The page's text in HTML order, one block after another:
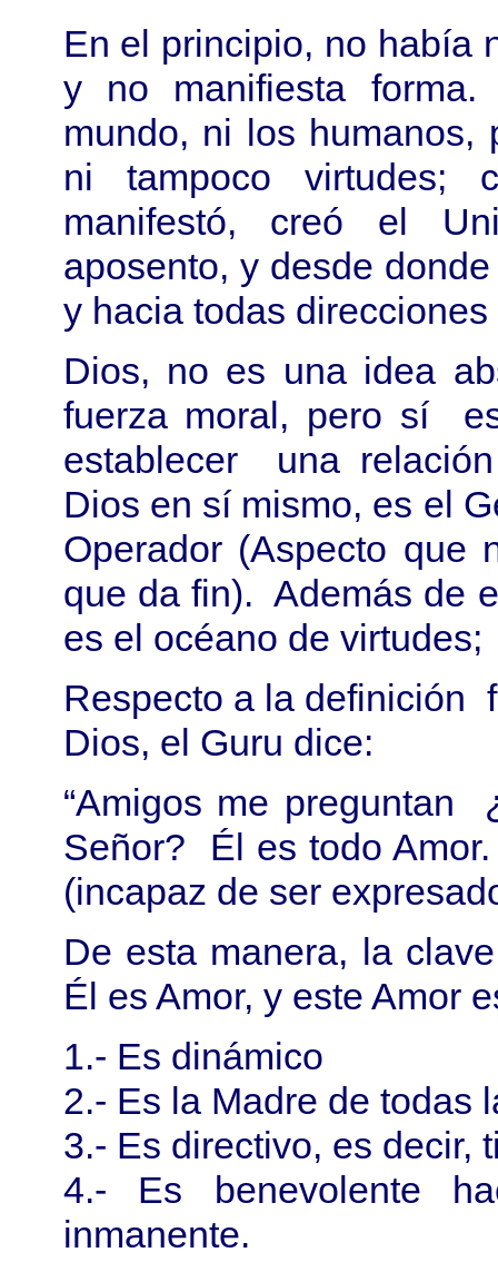
En el principio, no había
y no manifiesta
mundo, ni los humanos,
ni tampoco virtudes;
manifestó, creó el
aposento, y desde
y hacia todas
Dios, no es una idea
fuerza moral, pero sí
establecer una
Dios en sí mismo, es el
Operador (Aspecto que
que da fin). Además de
es el océano de
Respecto a la definición
Dios, el Guru dice:
“Amigos me
Señor? Él es todo
(incapaz de ser
De esta manera, la
Él es Amor, y este Amor
1.- Es dinámico
2.- Es la Madre de todas
3.- Es directivo, es decir,
4.- Es benevolente
inmanente.